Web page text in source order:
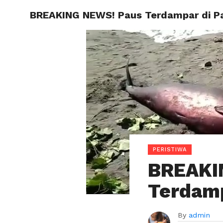
BREAKING NEWS! Paus Terdampar di
PERISTIWA
By admin